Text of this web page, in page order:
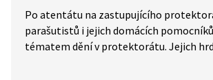
Po atentátu na zastupujícího
parašutistů i jejich domácích
tématem dění v protektorátu. Jejich